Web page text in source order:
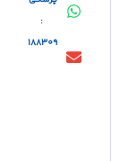
188309